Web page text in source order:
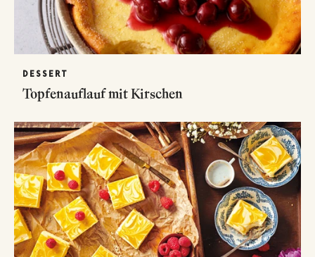
DESSERT
Topfenauflauf mit Kirschen